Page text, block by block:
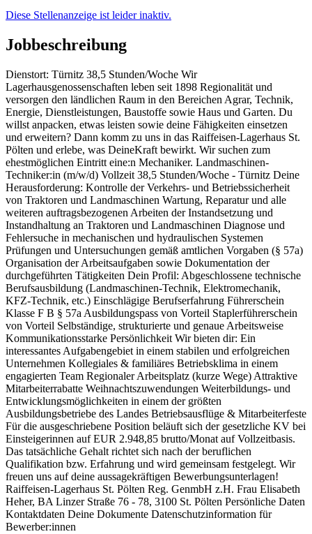
Diese Stellenanzeige ist leider inaktiv.
Jobbeschreibung
Dienstort: Türnitz 38,5 Stunden/Woche Wir
Lagerhausgenossenschaften leben seit 1898 Regionalität und
versorgen den ländlichen Raum in den Bereichen Agrar, Technik,
Energie, Dienstleistungen, Baustoffe sowie Haus und Garten. Du
willst anpacken, etwas leisten sowie deine Fähigkeiten einsetzen
und erweitern? Dann komm zu uns in das Raiffeisen-Lagerhaus St.
Pölten und erlebe, was DeineKraft bewirkt. Wir suchen zum
ehestmöglichen Eintritt eine:n Mechaniker. Landmaschinen-
Techniker:in (m/w/d) Vollzeit 38,5 Stunden/Woche - Türnitz Deine
Herausforderung: Kontrolle der Verkehrs- und Betriebssicherheit
von Traktoren und Landmaschinen Wartung, Reparatur und alle
weiteren auftragsbezogenen Arbeiten der Instandsetzung und
Instandhaltung an Traktoren und Landmaschinen Diagnose und
Fehlersuche in mechanischen und hydraulischen Systemen
Prüfungen und Untersuchungen gemäß amtlichen Vorgaben (§ 57a)
Organisation der Arbeitsaufgaben sowie Dokumentation der
durchgeführten Tätigkeiten Dein Profil: Abgeschlossene technische
Berufsausbildung (Landmaschinen-Technik, Elektromechanik,
KFZ-Technik, etc.) Einschlägige Berufserfahrung Führerschein
Klasse F B § 57a Ausbildungspass von Vorteil Staplerführerschein
von Vorteil Selbständige, strukturierte und genaue Arbeitsweise
Kommunikationsstarke Persönlichkeit Wir bieten dir: Ein
interessantes Aufgabengebiet in einem stabilen und erfolgreichen
Unternehmen Kollegiales & familiäres Betriebsklima in einem
engagierten Team Regionaler Arbeitsplatz (kurze Wege) Attraktive
Mitarbeiterrabatte Weihnachtszuwendungen Weiterbildungs- und
Entwicklungsmöglichkeiten in einem der größten
Ausbildungsbetriebe des Landes Betriebsausflüge & Mitarbeiterfeste
Für die ausgeschriebene Position beläuft sich der gesetzliche KV bei
Einsteigerinnen auf EUR 2.948,85 brutto/Monat auf Vollzeitbasis.
Das tatsächliche Gehalt richtet sich nach der beruflichen
Qualifikation bzw. Erfahrung und wird gemeinsam festgelegt. Wir
freuen uns auf deine aussagekräftigen Bewerbungsunterlagen!
Raiffeisen-Lagerhaus St. Pölten Reg. GenmbH z.H. Frau Elisabeth
Heher, BA Linzer Straße 76 - 78, 3100 St. Pölten Persönliche Daten
Kontaktdaten Deine Dokumente Datenschutzinformation für
Bewerber:innen